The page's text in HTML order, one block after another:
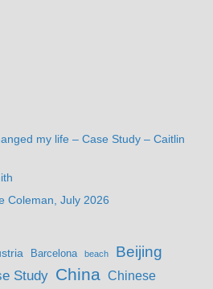
my life – Case Study – Caitlin
Coleman, July 2026
Barcelona beach Beijing
Study China Chinese